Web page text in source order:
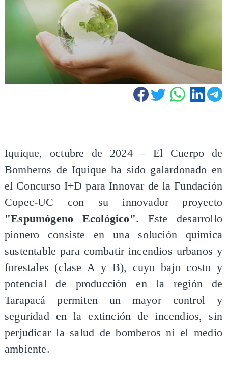
Iquique, octubre de 2024 – El Cuerpo de
Bomberos de Iquique ha sido galardonado en
el Concurso I+D para Innovar de la Fundación
Copec-UC con su innovador proyecto
"Espumógeno Ecológico". Este desarrollo
pionero consiste en una solución química
sustentable para combatir incendios urbanos y
forestales (clase A y B), cuyo bajo costo y
potencial de producción en la región de
Tarapacá permiten un mayor control y
seguridad en la extinción de incendios, sin
perjudicar la salud de bomberos ni el medio
ambiente.